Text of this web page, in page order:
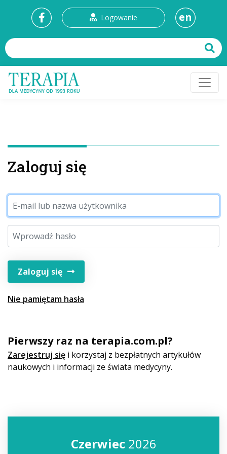
Logowanie en
Zaloguj się
Zaloguj się
Nie pamiętam hasła
Pierwszy raz na terapia.com.pl?
Zarejestruj się i korzystaj z bezpłatnych artykułów
naukowych i informacji ze świata medycyny.
Czerwiec2026